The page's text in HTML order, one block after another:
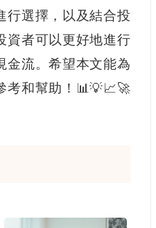
行選擇，以及結合投
資者可以更好地進行
金流。希望本文能為
考和幫助！📊💡📈🚀